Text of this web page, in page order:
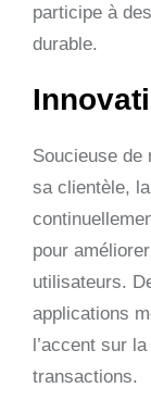
participe à
durable.
Soucieuse de
sa clientèle,
pour
utilisateurs.
applications
l’accent sur
transactions.